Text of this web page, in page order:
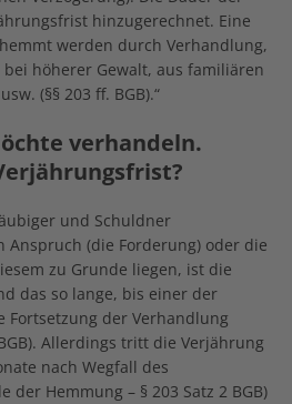
hinzugerechnet. Eine
werden durch Verhandlung,
höherer Gewalt, aus familiären
(§§ 203 ff. BGB).“
verhandeln.
und Schuldner
(die Forderung) oder die
zu Grunde liegen, ist die
das so lange, bis einer der
der Verhandlung
Allerdings tritt die Verjährung
nach Wegfall des
der Hemmung – § 203 Satz 2 BGB)